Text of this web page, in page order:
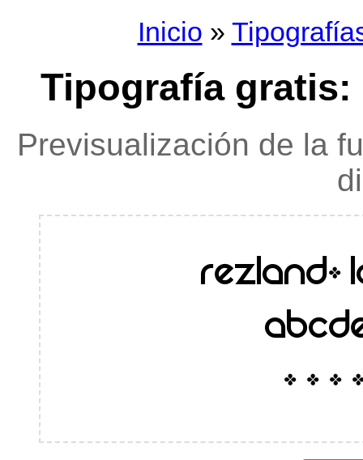
Inicio »
Tipografía
Previsualización de la
rezland-